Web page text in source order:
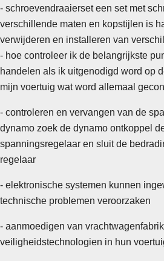
- schroevendraaierset een set met
verschillende maten en kopstijlen is
verwijderen en installeren van
- hoe controleer ik de belangrijkste
handelen als ik uitgenodigd word op
mijn voertuig wat word allemaal
- controleren en vervangen van de
dynamo zoek de dynamo ontkoppel
spanningsregelaar en sluit de
regelaar
- elektronische systemen kunnen
technische problemen veroorzaken
- aanmoedigen van
veiligheidstechnologien in hun